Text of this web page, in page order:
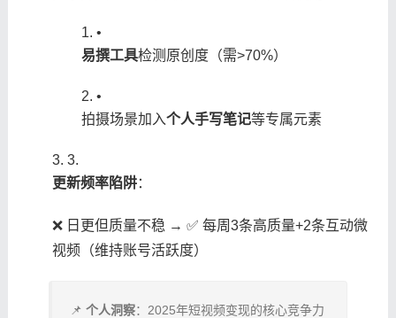
•
​易撰工具​​检测原创度（需>70%）
•
拍摄场景加入​​个人手写笔记​​等专属元素
3.
​更新频率陷阱​​：
❌ 日更但质量不稳 → ✅ 每周3条高质量+2条互动微
视频（维持账号活跃度）
📌 ​ ​个人洞察​​：2025年短视频变现的核心竞争力